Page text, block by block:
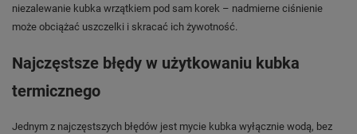
niezalewanie kubka wrzątkiem pod sam korek – nadmierne ciśnienie
może obciążać uszczelki i skracać ich żywotność.
Najczęstsze błędy w użytkowaniu kubka
termicznego
Jednym z najczęstszych błędów jest mycie kubka wyłącznie wodą, bez